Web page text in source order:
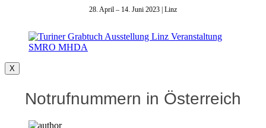
28. April – 14. Juni 2023 | Linz
X
Notrufnummern in Österreich